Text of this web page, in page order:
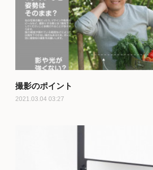
2021.03.04 03:27
撮影のポイント